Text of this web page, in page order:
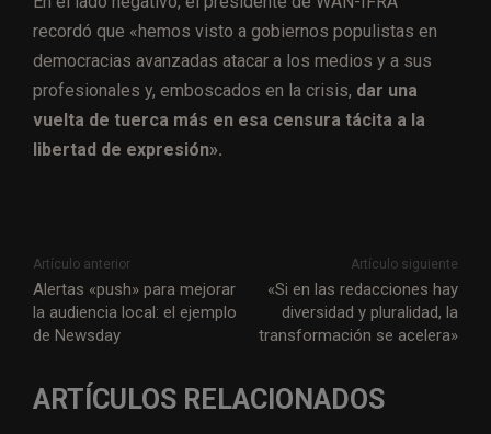
recordó que «hemos visto a gobiernos populistas en
democracias avanzadas atacar a los medios y a sus
profesionales y, emboscados en la crisis, dar una
vuelta de tuerca más en esa censura tácita a la
libertad de expresión».
Artículo anterior
Alertas «push» para mejorar
la audiencia local: el ejemplo
de Newsday
Artículo siguiente
«Si en las redacciones hay
diversidad y pluralidad, la
transformación se acelera»
ARTÍCULOS RELACIONADOS